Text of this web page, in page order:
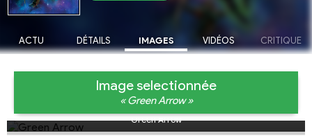
ACTU DÉTAILS IMAGES VIDÉOS CRITIQUE
Image selectionnée
« Green Arrow »
Green Arrow